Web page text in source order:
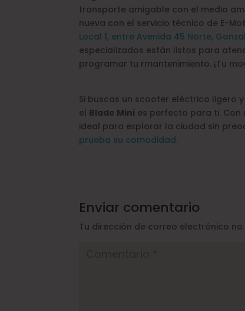
transporte amigable con el medio
nueva con el servicio técnico de E-
Local 1, entre Avenida 45 Norte,
especializados están listos para
programar tu rmantenimiento. ¡Tu
Si buscas un scooter eléctrico ligero
el Blade Mini es perfecto para ti.
ideal para explorar la ciudad sin
prueba su comodidad.
Enviar comentario
Tu dirección de correo electrónico